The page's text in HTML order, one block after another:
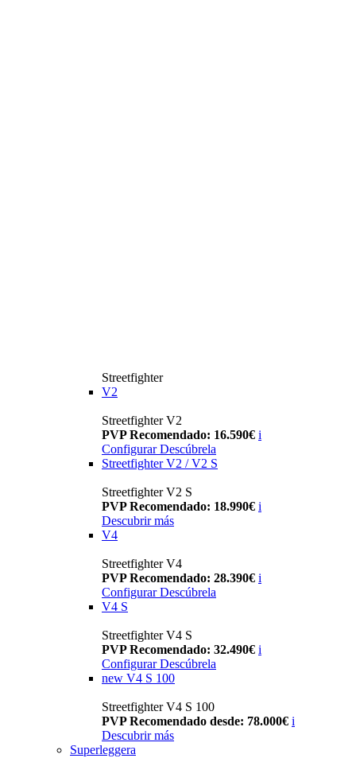
Streetfighter
V2
Streetfighter V2
PVP Recomendado: 16.590€ i
Configurar Descúbrela
Streetfighter V2 / V2 S
Streetfighter V2 S
PVP Recomendado: 18.990€ i
Descubrir más
V4
Streetfighter V4
PVP Recomendado: 28.390€ i
Configurar Descúbrela
V4 S
Streetfighter V4 S
PVP Recomendado: 32.490€ i
Configurar Descúbrela
new V4 S 100
Streetfighter V4 S 100
PVP Recomendado desde: 78.000€ i
Descubrir más
Superleggera